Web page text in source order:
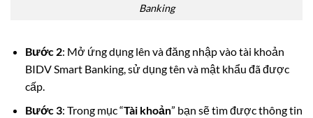
Banking
Bước 2: Mở ứng dụng lên và đăng nhập vào tài khoản
BIDV Smart Banking, sử dụng tên và mật khẩu đã được
cấp.
Bước 3: Trong mục “Tài khoản” bạn sẽ tìm được thông tin